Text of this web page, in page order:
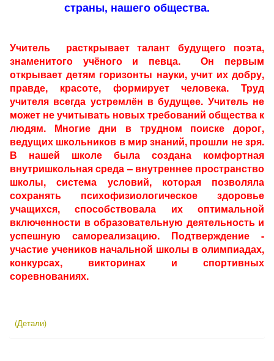
страны, нашего общества.
Учитель
расткрывает талант будущего поэта,
знаменитого учёного и певца.
Он первым
открывает детям горизонты науки, учит их добру,
правде, красоте, формирует человека. Труд
учителя всегда устремлён в будущее. Учитель не
может не учитывать новых требований общества к
людям. Многие дни в трудном поиске дорог,
ведущих школьников в мир знаний, прошли не зря.
В нашей школе была создана комфортная
внутришкольная среда – внутреннее пространство
школы, система условий, которая позволяла
сохранять психофизиологическое здоровье
учащихся, способствовала их оптимальной
включенности в образовательную деятельность и
успешную самореализацию. Подтверждение -
участие учеников начальной школы в олимпиадах,
конкурсах, викторинах и спортивных
соревнованиях.
(Детали)